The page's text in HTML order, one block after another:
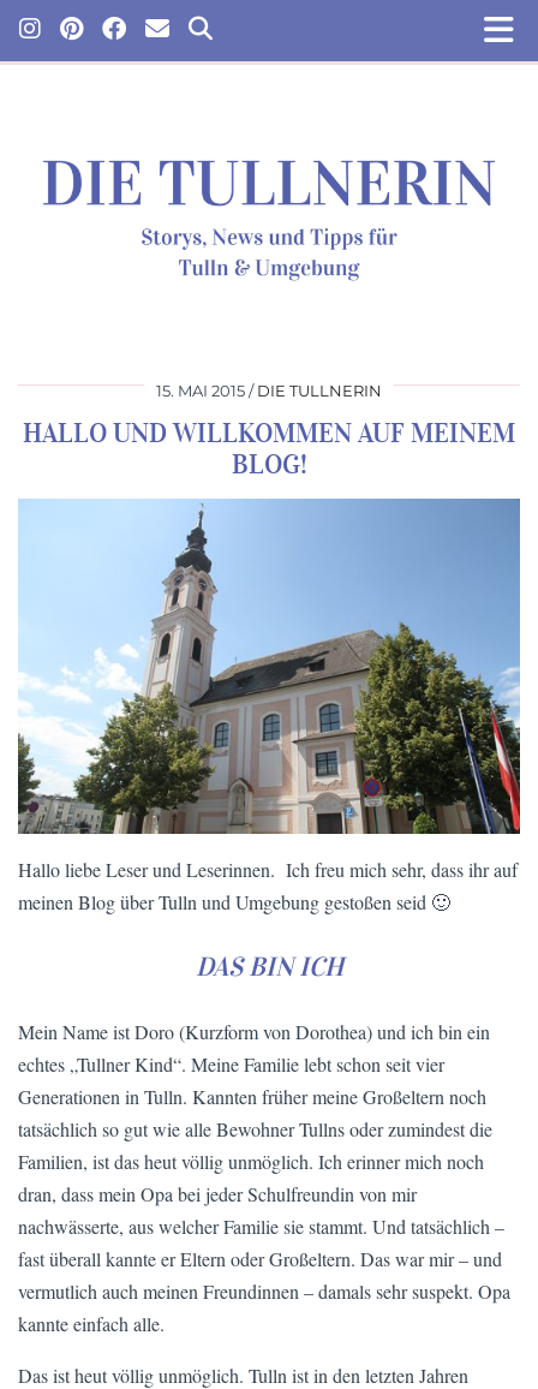
15. MAI 2015 DIE TULLNERIN
HALLO UND WILLKOMMEN AUF MEINEM
BLOG!
Hallo liebe Leser und Leserinnen. Ich freu mich sehr, dass ihr auf
meinen Blog über Tulln und Umgebung gestoßen seid 🙂
DAS BIN ICH
Mein Name ist Doro (Kurzform von Dorothea) und ich bin ein
echtes „Tullner Kind“. Meine Familie lebt schon seit vier
Generationen in Tulln. Kannten früher meine Großeltern noch
tatsächlich so gut wie alle Bewohner Tullns oder zumindest die
Familien, ist das heut völlig unmöglich. Ich erinner mich noch
dran, dass mein Opa bei jeder Schulfreundin von mir
nachwässerte, aus welcher Familie sie stammt. Und tatsächlich –
fast überall kannte er Eltern oder Großeltern. Das war mir – und
vermutlich auch meinen Freundinnen – damals sehr suspekt. Opa
kannte einfach alle.
Das ist heut völlig unmöglich. Tulln ist in den letzten Jahren